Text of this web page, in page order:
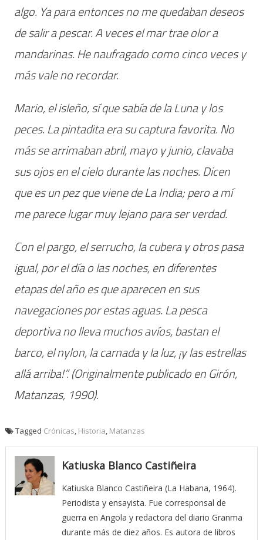
algo. Ya para entonces no me quedaban deseos
de salir a pescar. A veces el mar trae olor a
mandarinas. He naufragado como cinco veces y
más vale no recordar.
Mario, el isleño, sí que sabía de la Luna y los
peces. La pintadita era su captura favorita. No
más se arrimaban abril, mayo y junio, clavaba
sus ojos en el cielo durante las noches. Dicen
que es un pez que viene de La India; pero a mí
me parece lugar muy lejano para ser verdad.
Con el pargo, el serrucho, la cubera y otros pasa
igual, por el día o las noches, en diferentes
etapas del año es que aparecen en sus
navegaciones por estas aguas. La pesca
deportiva no lleva muchos avíos, bastan el
barco, el nylon, la carnada y la luz, ¡y las estrellas
allá arriba!”. (Originalmente publicado enGirón,
Matanzas, 1990).
Tagged Crónicas Historia Matanzas
Katiuska Blanco Castiñeira
Katiuska Blanco Castiñeira (La Habana, 1964).
Periodista y ensayista. Fue corresponsal de
guerra en Angola y redactora del diario Granma
durante más de diez años. Es autora de libros